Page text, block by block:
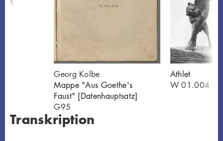
Georg Kolbe
Mappe "Aus Goethe's
Faust" [Datenhauptsatz]
G95
Athlet
W 01.004
Transkription